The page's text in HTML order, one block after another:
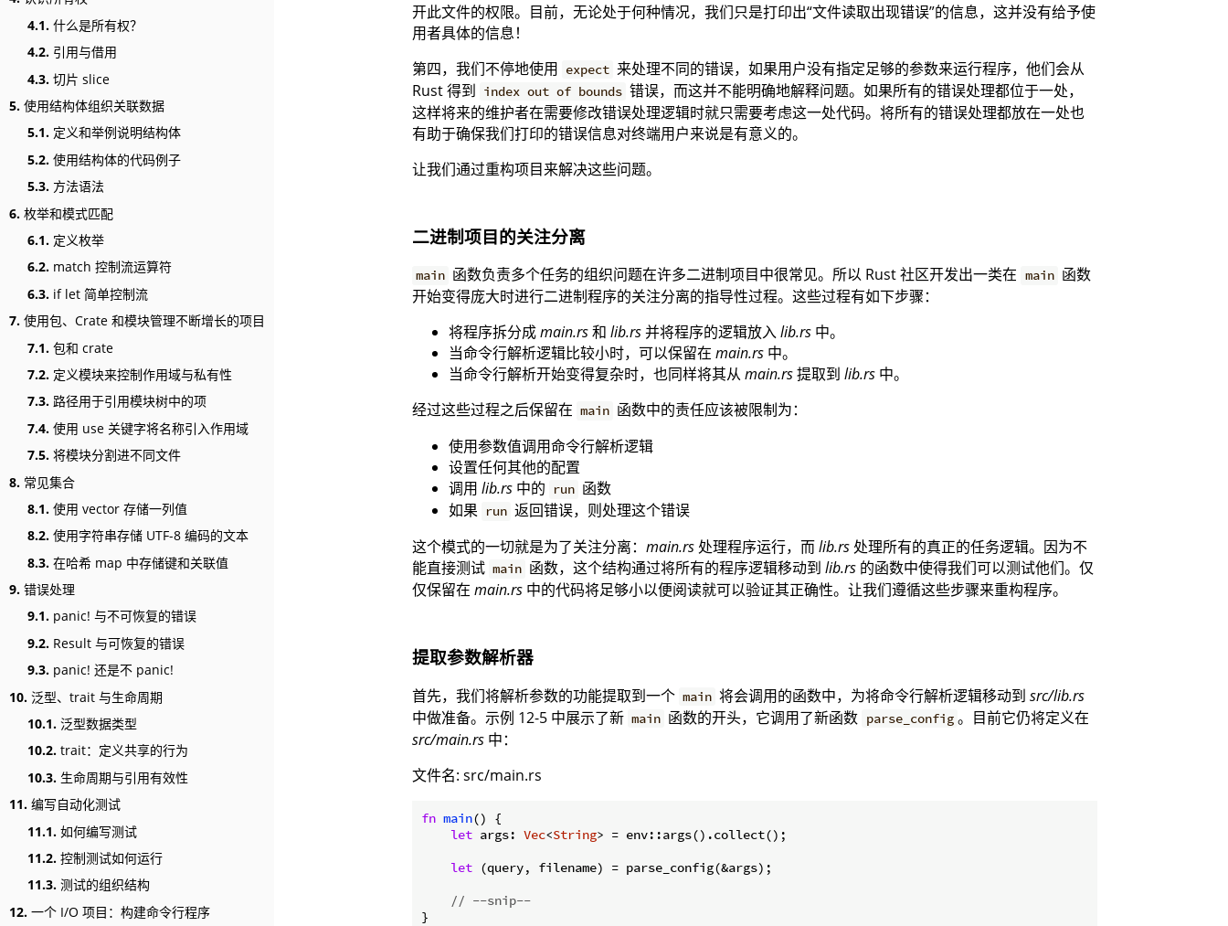
4.1. 什么是所有权？
4.2. 引用与借用
4.3. 切片 slice
5. 使用结构体组织关联数据
5.1. 定义和举例说明结构体
5.2. 使用结构体的代码例子
5.3. 方法语法
6. 枚举和模式匹配
6.1. 定义枚举
6.2. match 控制流运算符
6.3. if let 简单控制流
7. 使用包、Crate 和模块管理不断增长的项目
7.1. 包和 crate
7.2. 定义模块来控制作用域与私有性
7.3. 路径用于引用模块树中的项
7.4. 使用 use 关键字将名称引入作用域
7.5. 将模块分割进不同文件
8. 常见集合
8.1. 使用 vector 存储一列值
8.2. 使用字符串存储 UTF-8 编码的文本
8.3. 在哈希 map 中存储键和关联值
9. 错误处理
9.1. panic! 与不可恢复的错误
9.2. Result 与可恢复的错误
9.3. panic! 还是不 panic!
10. 泛型、trait 与生命周期
10.1. 泛型数据类型
10.2. trait：定义共享的行为
10.3. 生命周期与引用有效性
11. 编写自动化测试
11.1. 如何编写测试
11.2. 控制测试如何运行
11.3. 测试的组织结构
12. 一个 I/O 项目：构建命令行程序
开此文件的权限。目前，无论处于何种情况，我们只是打印出“文件读取出现错误”的信息，这并没有给予使
用者具体的信息！
第四，我们不停地使用 expect 来处理不同的错误，如果用户没有指定足够的参数来运行程序，他们会从
Rust 得到 index out of bounds 错误，而这并不能明确地解释问题。如果所有的错误处理都位于一处，
这样将来的维护者在需要修改错误处理逻辑时就只需要考虑这一处代码。将所有的错误处理都放在一处也
有助于确保我们打印的错误信息对终端用户来说是有意义的。
让我们通过重构项目来解决这些问题。
二进制项目的关注分离
main 函数负责多个任务的组织问题在许多二进制项目中很常见。所以 Rust 社区开发出一类在 main 函数
开始变得庞大时进行二进制程序的关注分离的指导性过程。这些过程有如下步骤：
将程序拆分成main.rs和 lib.rs并将程序的逻辑放入lib.rs 中。
当命令行解析逻辑比较小时，可以保留在 main.rs 中。
当命令行解析开始变得复杂时，也同样将其从main.rs提取到 lib.rs 中。
经过这些过程之后保留在 main 函数中的责任应该被限制为：
使用参数值调用命令行解析逻辑
设置任何其他的配置
调用 lib.rs 中的 run 函数
如果 run 返回错误，则处理这个错误
这个模式的一切就是为了关注分离： main.rs处理程序运行，而lib.rs处理所有的真正的任务逻辑。因为不
能直接测试 main 函数，这个结构通过将所有的程序逻辑移动到lib.rs 的函数中使得我们可以测试他们。仅
仅保留在 main.rs 中的代码将足够小以便阅读就可以验证其正确性。让我们遵循这些步骤来重构程序。
提取参数解析器
首先，我们将解析参数的功能提取到一个 main 将会调用的函数中，为将命令行解析逻辑移动到src/lib.rs
中做准备。示例 12-5 中展示了新 main 函数的开头，它调用了新函数 parse_config 。目前它仍将定义在
src/main.rs 中：
文件名: src/main.rs
fn main() {
let args: Vec<String> = env::args().collect();
let (query, filename) = parse_config(&args);
// --snip--
}